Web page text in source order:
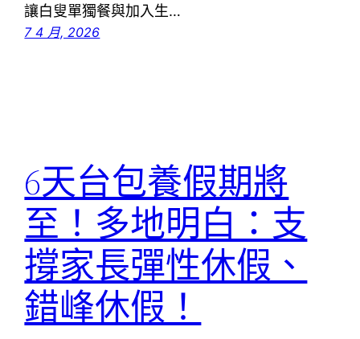
讓白叟單獨餐與加入生…
7 4 月, 2026
6天台包養假期將
至！多地明白：支
撐家長彈性休假、
錯峰休假！